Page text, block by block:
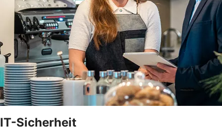
IT-Sicherheit